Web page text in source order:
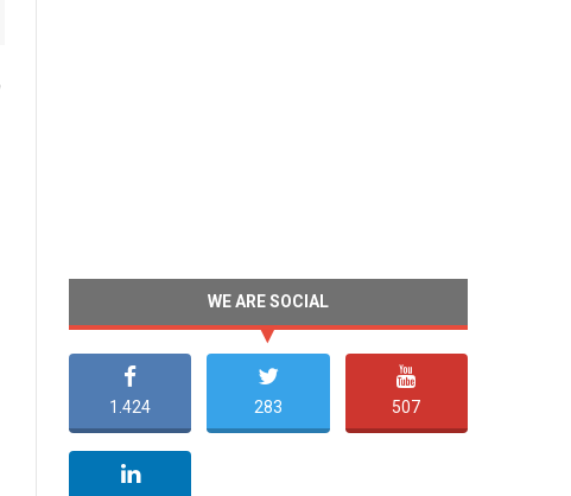
WE ARE SOCIAL
1.424 283 507